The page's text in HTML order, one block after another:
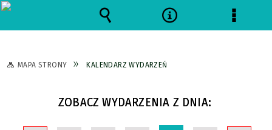
MAPA STRONY KALENDARZ WYDARZEŃ
ZOBACZ WYDARZENIA Z DNIA:
WyszukiwarkaNarzędzia Menu